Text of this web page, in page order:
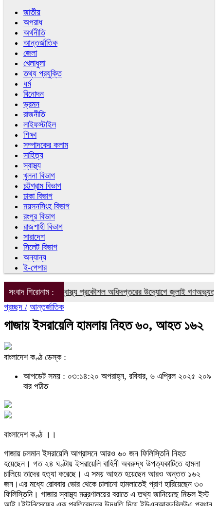
জাতীয়
অপরাধ
অর্থনীতি
আন্তর্জাতিক
জেলা
খেলাধুলা
তথ্য প্রযুক্তি
ধর্ম
বিনোদন
ভ্রমন
রাজনীতি
লাইফস্টাইল
শিক্ষা
সম্পাদকের কলাম
সাহিত্য
স্বাস্থ্য
খুলনা বিভাগ
চট্টগ্রাম বিভাগ
ঢাকা বিভাগ
ময়সনসিংহ বিভাগ
রংপুর বিভাগ
রাজশাহী বিভাগ
সারাদেশ
সিলেট বিভাগ
অন্যান্য
ই-পেপার
সংবাদ শিরোনাম :জনস্বাস্থ্য প্রকৌশল অধিদপ্তরের উদ্যোগে জুলাই গণঅভ্যুত্থান
প্রচ্ছদ / আন্তর্জাতিক
গাজায় ইসরায়েলি হামলায় নিহত ৬০, আহত ১৬২
বাংলাদেশ কণ্ঠ ডেস্ক :
আপডেট সময় : ০৩:১৪:২০ অপরাহ্ন, রবিবার, ৬ এপ্রিল ২০২৫ ২০৯
বার পঠিত
বাংলাদেশ কণ্ঠ ।।
গাজায় চলমান ইসরায়েলি আগ্রাসনে আরও ৬০ জন ফিলিস্তিনি নিহত
হয়েছেন। গত ২৪ ঘণ্টায় ইসরায়েলি বাহিনী অবরুদ্ধ উপত্যকাটিতে হামলা
চালিয়ে তাদের হত্যা করেছে। এ সময় আহত হয়েছেন আরও অন্তত ১৬২
জন।এর মধ্যে রোববার ভোর থেকে চালানো হামলাতেই প্রাণ হারিয়েছেন ৩০
ফিলিস্তিনি। গাজার স্বাস্থ্য মন্ত্রণালয়ের বরাতে এ তথ্য জানিয়েছে মিডল ইস্ট